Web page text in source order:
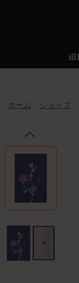
ホーム ショップ